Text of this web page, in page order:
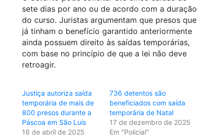
sete dias por ano ou de acordo com a duração
do curso. Juristas argumentam que presos que
já tinham o benefício garantido anteriormente
ainda possuem direito às saídas temporárias,
com base no princípio de que a lei não deve
retroagir.
Justiça autoriza saída
temporária de mais de
800 presos durante a
Páscoa em São Luís
16 de abril de 2025
736 detentos são
beneficiados com saída
temporária de Natal
17 de dezembro de 2025
Em "Policial"